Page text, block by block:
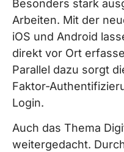
Besonders stark
Arbeiten. Mit der
iOS und Android
direkt vor Ort
Parallel dazu sorgt
Faktor-
Login.
Auch das Thema
weitergedacht.